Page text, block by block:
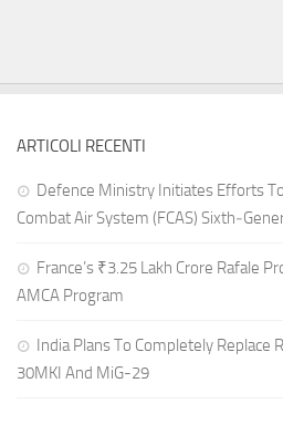
ARTICOLI RECENTI
Defence Ministry Initiates Efforts
Combat Air System (FCAS)
France’s ₹3.25 Lakh Crore Rafale
AMCA Program
India Plans To Completely Replace
30MKI And MiG-29